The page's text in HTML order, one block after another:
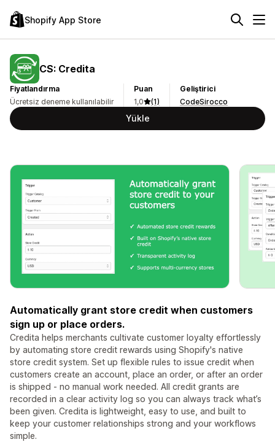
Shopify App Store
CS: Credita
Fiyatlandırma
Ücretsiz deneme kullanılabilir
Puan
1,0
(1)
Geliştirici
CodeSirocco
Yükle
Automatically grant store credit when customers
sign up or place orders.
Credita helps merchants cultivate customer loyalty effortlessly
by automating store credit rewards using Shopify's native
store credit system. Set up flexible rules to issue credit when
customers create an account, place an order, or after an order
is shipped - no manual work needed. All credit grants are
recorded in a clear activity log so you can always track what’s
been given. Credita is lightweight, easy to use, and built to
keep your customer relationships strong and your workflows
simple.